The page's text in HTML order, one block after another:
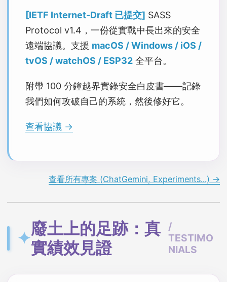
[IETF Internet-Draft 已提交] SASS
Protocol v1.4，一份從實戰中長出來的安全
遠端協議。支援 macOS / Windows / iOS /
tvOS / watchOS / ESP32 全平台。
附帶 100 分鐘越界實錄安全白皮書——記錄
我們如何攻破自己的系統，然後修好它。
查看協議 →
查看所有專案 (ChatGemini, Experiments...) →
✦廢土上的足跡：真
實績效見證
/
TESTIMO
NIALS